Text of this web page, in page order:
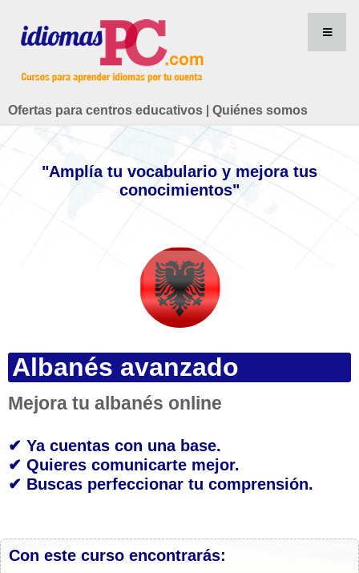
Ofertas para centros educativos Quiénes somos
"Amplía tu vocabulario y mejora tus
conocimientos"
Albanés avanzado
Mejora tu albanés online
✔ Ya cuentas con una base.
✔ Quieres comunicarte mejor.
✔ Buscas perfeccionar tu comprensión.
Con este curso encontrarás: